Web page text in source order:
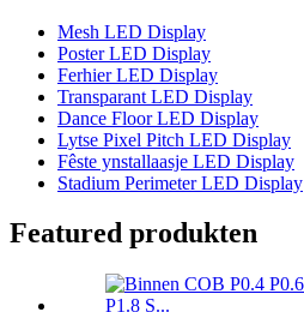
Mesh LED Display
Poster LED Display
Ferhier LED Display
Transparant LED Display
Dance Floor LED Display
Lytse Pixel Pitch LED Display
Fêste ynstallaasje LED Display
Stadium Perimeter LED Display
Featured produkten